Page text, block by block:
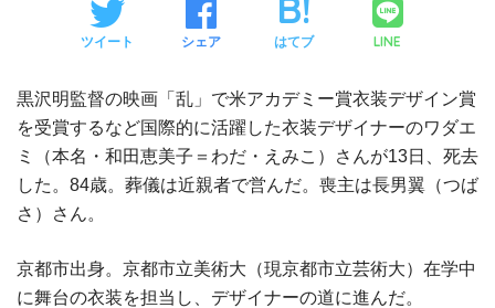
ツイート シェア はてブ LINE
黒沢明監督の映画「乱」で米アカデミー賞衣装デザイン賞
を受賞するなど国際的に活躍した衣装デザイナーのワダエ
ミ（本名・和田恵美子＝わだ・えみこ）さんが13日、死去
した。84歳。葬儀は近親者で営んだ。喪主は長男翼（つば
さ）さん。
京都市出身。京都市立美術大（現京都市立芸術大）在学中
に舞台の衣装を担当し、デザイナーの道に進んだ。